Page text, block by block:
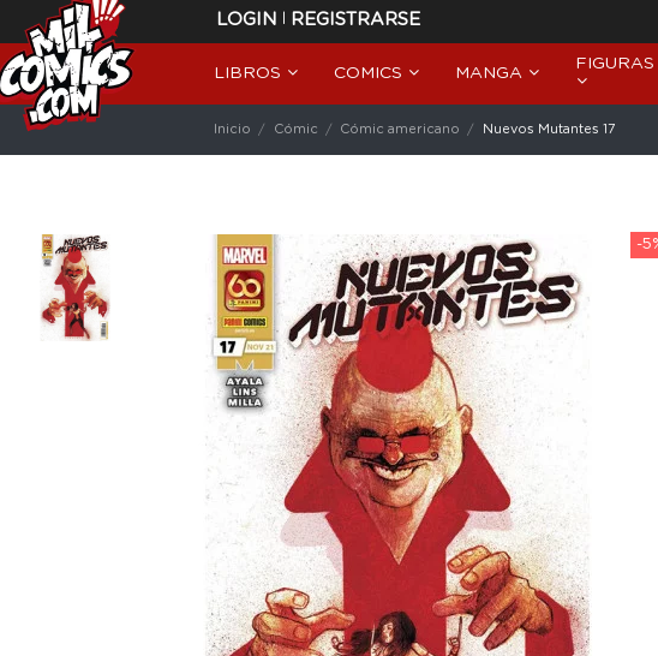
LOGIN | REGISTRARSE
LIBROS COMICS MANGA
Inicio Cómic Cómic americano Nuevos Mutantes 17
-